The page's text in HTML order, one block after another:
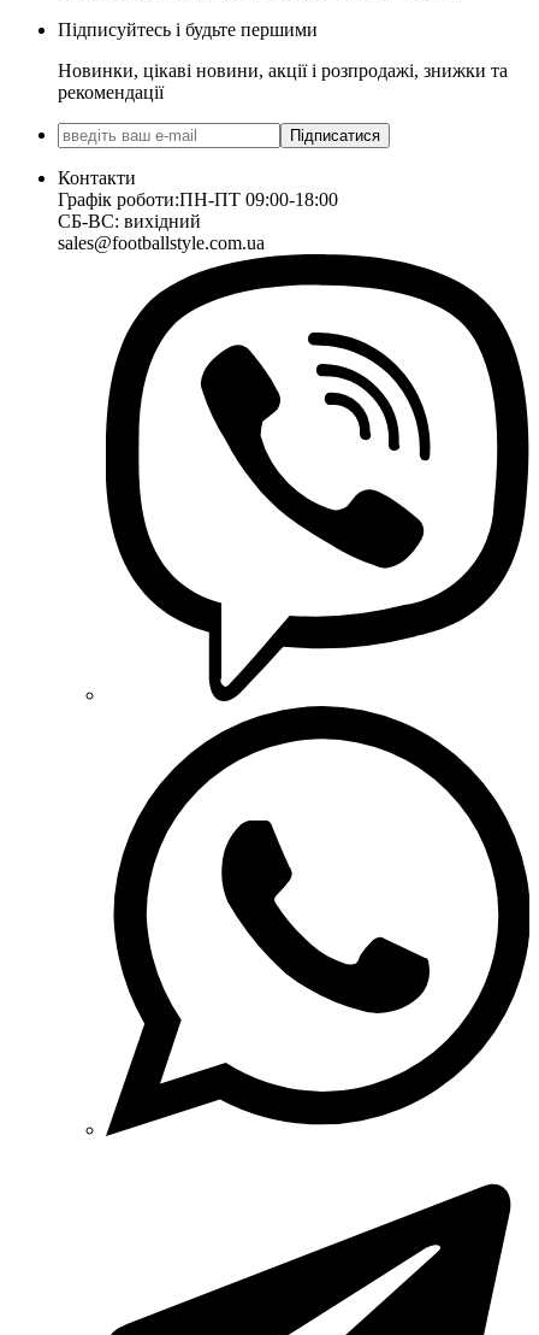
Підписуйтесь і будьте першими
Новинки, цікаві новини, акції і розпродажі, знижки та
рекомендації
Підписатися
Контакти
Графік роботи:ПН-ПТ 09:00-18:00
СБ-ВС: вихідний
sales@footballstyle.com.ua